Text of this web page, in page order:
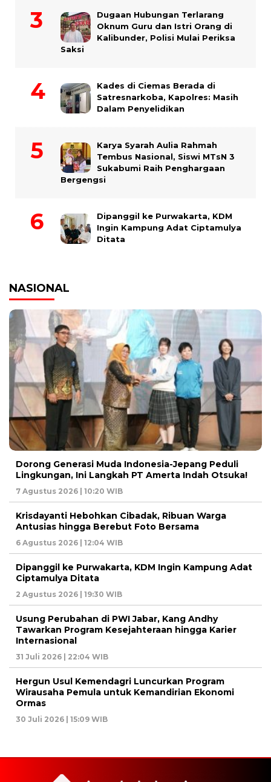
Dugaan Hubungan Terlarang
Oknum Guru dan Istri Orang di
Kalibunder, Polisi Mulai Periksa
Saksi
Kades di Ciemas Berada di
Satresnarkoba, Kapolres: Masih
Dalam Penyelidikan
Karya Syarah Aulia Rahmah
Tembus Nasional, Siswi MTsN 3
Sukabumi Raih Penghargaan
Bergengsi
Dipanggil ke Purwakarta, KDM
Ingin Kampung Adat Ciptamulya
Ditata
NASIONAL
Dorong Generasi Muda Indonesia-Jepang Peduli
Lingkungan, Ini Langkah PT Amerta Indah Otsuka!
7 Agustus 2026 | 10:20 WIB
Krisdayanti Hebohkan Cibadak, Ribuan Warga
Antusias hingga Berebut Foto Bersama
6 Agustus 2026 | 12:04 WIB
Dipanggil ke Purwakarta, KDM Ingin Kampung Adat
Ciptamulya Ditata
2 Agustus 2026 | 19:30 WIB
Usung Perubahan di PWI Jabar, Kang Andhy
Tawarkan Program Kesejahteraan hingga Karier
Internasional
31 Juli 2026 | 22:04 WIB
Hergun Usul Kemendagri Luncurkan Program
Wirausaha Pemula untuk Kemandirian Ekonomi
Ormas
30 Juli 2026 | 15:09 WIB